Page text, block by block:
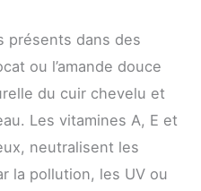
présents dans des
ou l’amande douce
du cuir chevelu et
Les vitamines A, E et
neutralisent les
la pollution, les UV ou